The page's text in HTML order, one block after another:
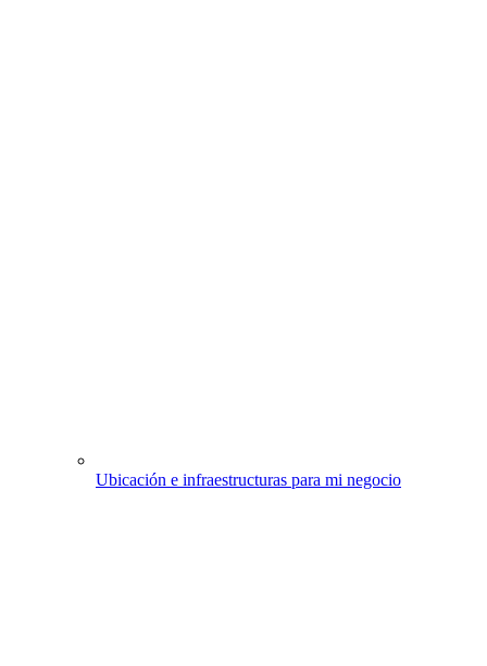
Ubicación e infraestructuras para mi negocio